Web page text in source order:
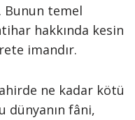
temel
hakkında kesin
imandır.
ne kadar kötü
dünyanın fâni,